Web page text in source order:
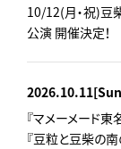
10/12(月・祝)豆
公演 開催決定！
2026.10.11
『マメーメード
『豆粒と豆柴の